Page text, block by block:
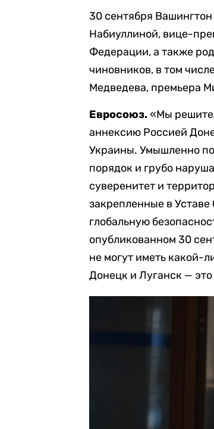
30 сентября Вашингтон
Набиуллиной, вице-
Федерации, а также
чиновников, в том
Медведева, премьера
Евросоюз.«Мы
аннексию Россией
Украины. Умышленно
порядок и грубо
суверенитет и
закрепленные в
глобальную
опубликованном 30
не могут иметь какой-
Донецк и Луганск —